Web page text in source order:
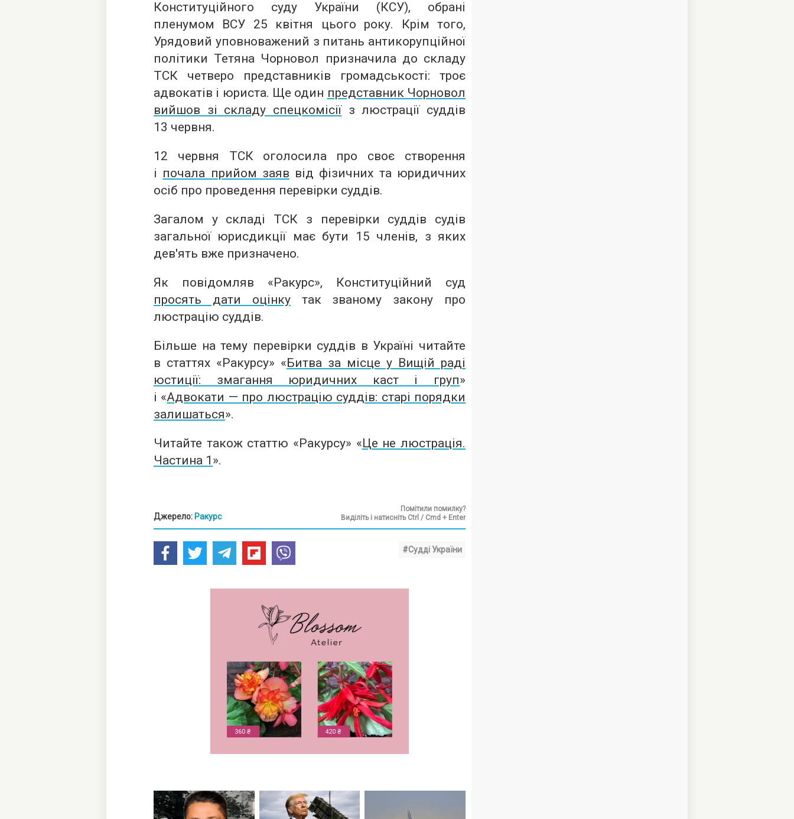
Конституційного суду України (КСУ), обрані
пленумом ВСУ 25 квітня цього року. Крім того,
Урядовий уповноважений з питань антикорупційної
політики Тетяна Чорновол призначила до складу
ТСК четверо представників громадськості: троє
адвокатів і юриста. Ще один представник Чорновол
вийшов зі складу спецкомісіїз люстрації суддів
13 червня.
12 червня ТСК оголосила про своє створення
і почала прийом заяв від фізичних та юридичних
осіб про проведення перевірки суддів.
Загалом у складі ТСК з перевірки суддів судів
загальної юрисдикції має бути 15 членів, з яких
дев'ять вже призначено.
Як повідомляв «Ракурс», Конституційний суд
просять дати оцінкутак званому закону про
люстрацію суддів.
Більше на тему перевірки суддів в Україні читайте
в статтях «Ракурсу» «Битва за місце у Вищій раді
юстиції: змагання юридичних каст і груп»
і «Адвокати — про люстрацію суддів: старі порядки
залишаться».
Читайте також статтю «Ракурсу» «Це не люстрація.
Частина 1 ».
Джерело: Ракурс
Помітили помилку?
Виділіть і натисніть Ctrl / Cmd + Enter
#Судді України